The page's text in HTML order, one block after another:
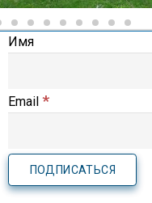
Имя
Email*